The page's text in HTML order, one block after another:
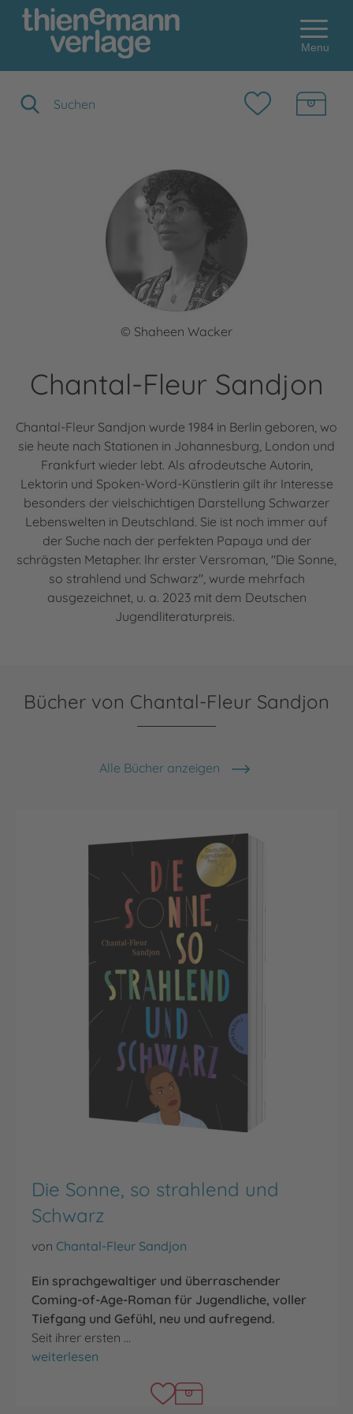
Menu
© Shaheen Wacker
Chantal-Fleur Sandjon
Chantal-Fleur Sandjon wurde 1984 in Berlin geboren, wo
sie heute nach Stationen in Johannesburg, London und
Frankfurt wieder lebt. Als afrodeutsche Autorin,
Lektorin und Spoken-Word-Künstlerin gilt ihr Interesse
besonders der vielschichtigen Darstellung Schwarzer
Lebenswelten in Deutschland. Sie ist noch immer auf
der Suche nach der perfekten Papaya und der
schrägsten Metapher. Ihr erster Versroman, "Die Sonne,
so strahlend und Schwarz", wurde mehrfach
ausgezeichnet, u. a. 2023 mit dem Deutschen
Jugendliteraturpreis.
Bücher von Chantal-Fleur Sandjon
Alle Bücher anzeigen
Die Sonne, so strahlend und
Schwarz
von Chantal-Fleur Sandjon
Ein sprachgewaltiger und überraschender
Coming-of-Age-Roman für Jugendliche, voller
Tiefgang und Gefühl, neu und aufregend.
Seit ihrer ersten …
Die Sonne, so strahlend und Schwarz
weiterlesen